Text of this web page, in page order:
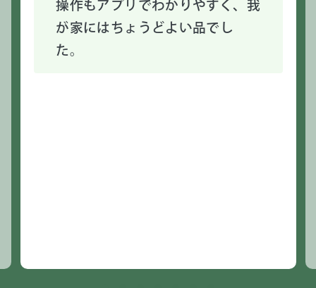
操作もアプリでわかりやすく、我
が家にはちょうどよい品でし
た。